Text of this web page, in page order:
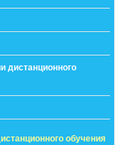
дистанционного
обучения